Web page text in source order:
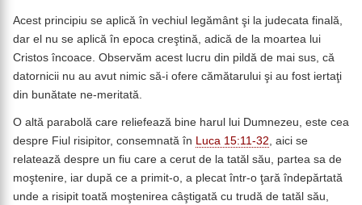
Acest principiu se aplică în vechiul legământ şi la judecata finală,
dar el nu se aplică în epoca creştină, adică de la moartea lui
Cristos încoace. Observăm acest lucru din pildă de mai sus, că
datornicii nu au avut nimic să-i ofere cămătarului şi au fost iertaţi
din bunătate ne-meritată.
O altă parabolă care reliefează bine harul lui Dumnezeu, este cea
despre Fiul risipitor, consemnată în Luca 15:11-32, aici se
relatează despre un fiu care a cerut de la tatăl său, partea sa de
moştenire, iar după ce a primit-o, a plecat într-o ţară îndepărtată
unde a risipit toată moştenirea câştigată cu trudă de tatăl său,